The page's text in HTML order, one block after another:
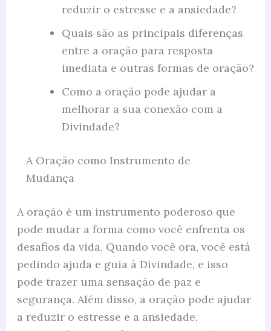
reduzir o estresse e a ansiedade?
Quais são as principais diferenças
entre a oração para resposta
imediata e outras formas de oração?
Como a oração pode ajudar a
melhorar a sua conexão com a
Divindade?
A Oração como Instrumento de
Mudança
A oração é um instrumento poderoso que
pode mudar a forma como você enfrenta os
desafios da vida. Quando você ora, você está
pedindo ajuda e guia à Divindade, e isso
pode trazer uma sensação de paz e
segurança. Além disso, a oração pode ajudar
a reduzir o estresse e a ansiedade,